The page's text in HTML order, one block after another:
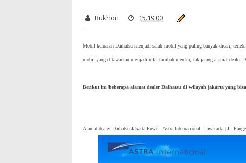
Bukhori 15.19.00
Mobil keluaran Daihatsu menjadi salah mobil yang paling banyak dicari,
mobil yang ditawarkan menjadi nilai tambah mereka, tak jarang alamat dealer
Berikut ini beberapa alamat dealer Daihatsu di wilayah jakarta yang
Alamat dealer Daihatsu Jakarta Pusat: Astra International - Jayakarta | Jl.